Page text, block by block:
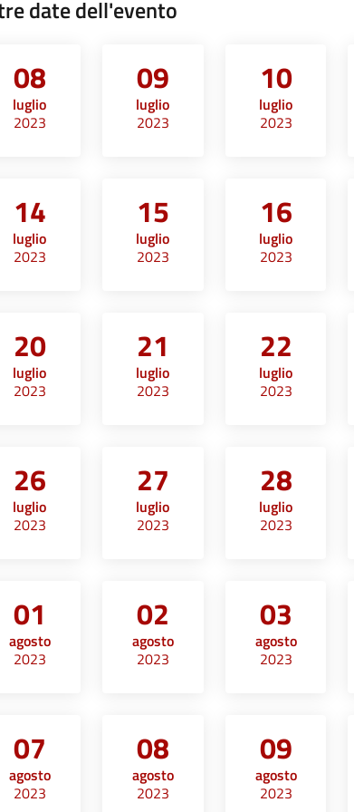
date dell'evento
08
luglio
2023
09
luglio
2023
10
luglio
2023
14
luglio
2023
15
luglio
2023
16
luglio
2023
20
luglio
2023
21
luglio
2023
22
luglio
2023
26
luglio
2023
27
luglio
2023
28
luglio
2023
01
agosto
2023
02
agosto
2023
03
agosto
2023
07
agosto
2023
08
agosto
2023
09
agosto
2023